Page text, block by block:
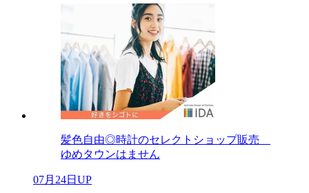
髪色自由◎時計のセレクトショップ販売
ゆめタウンはません
07月24日UP